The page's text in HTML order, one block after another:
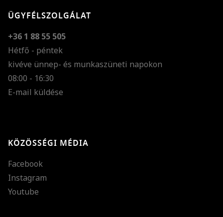
ÜGYFÉLSZOLGÁLAT
+36 1 88 55 505
Hétfő - péntek
kivéve ünnep- és munkaszüneti napokon
08:00 - 16:30
E-mail küldése
KÖZÖSSÉGI MÉDIA
Facebook
Instagram
Youtube